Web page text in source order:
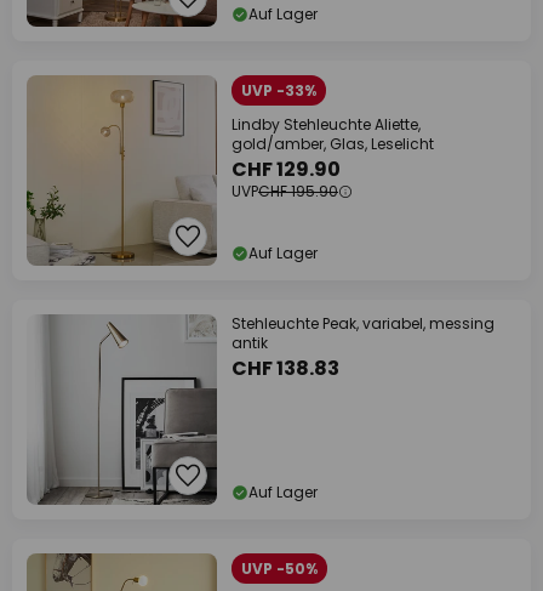
Auf Lager
UVP -33%
Lindby Stehleuchte Aliette,
gold/amber, Glas, Leselicht
CHF 129.90
UVPCHF 195.90
Auf Lager
Stehleuchte Peak, variabel, messing
antik
CHF 138.83
Auf Lager
UVP -50%